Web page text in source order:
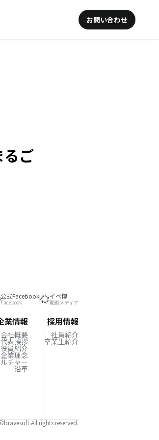
お問い合わせ
るご
公式Facebook
Facebook
イベ博
動画メディア
業情報
会社概要
代表挨拶
役員紹介
企業理念
チャー
沿革
採用情報
社員紹介
卒業生紹介
All rights reserved.